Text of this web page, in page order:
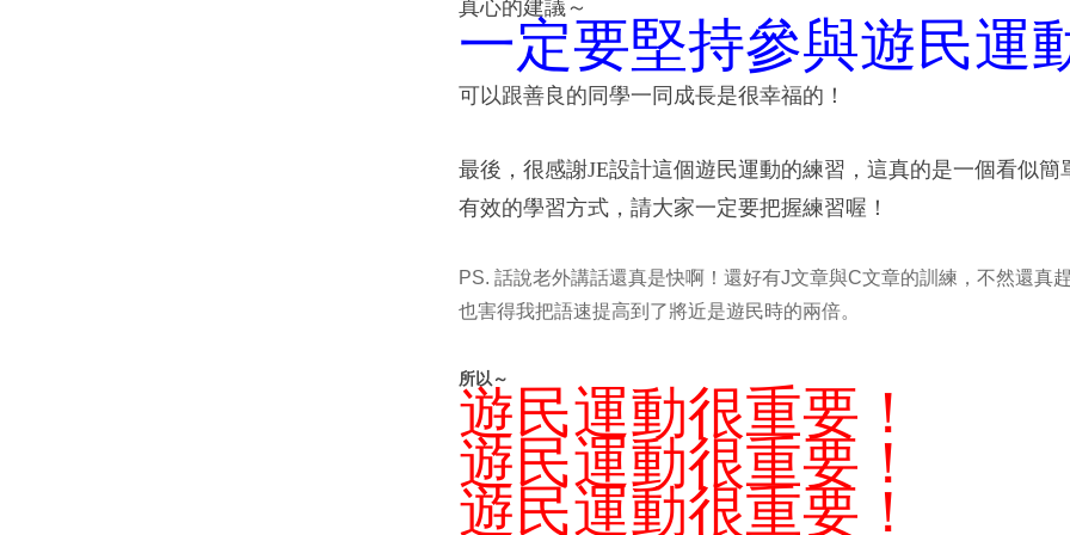
真心的建議～
一定要堅持參與遊民運
可以跟善良的同學一同成長是很幸福的！
最後，很感謝JE設計這個遊民運動的練習 ，這真的是一個看似簡
有效的學習方式，請大家一定要把握練習喔！
PS. 話說老外講話還真是快啊！還好有J文章與C文章的訓練，不然還真趕
也害得我把語速提高到了將近是遊民時的兩倍。
所以～
遊民運動很重要！
遊民運動很重要！
遊民運動很重要！